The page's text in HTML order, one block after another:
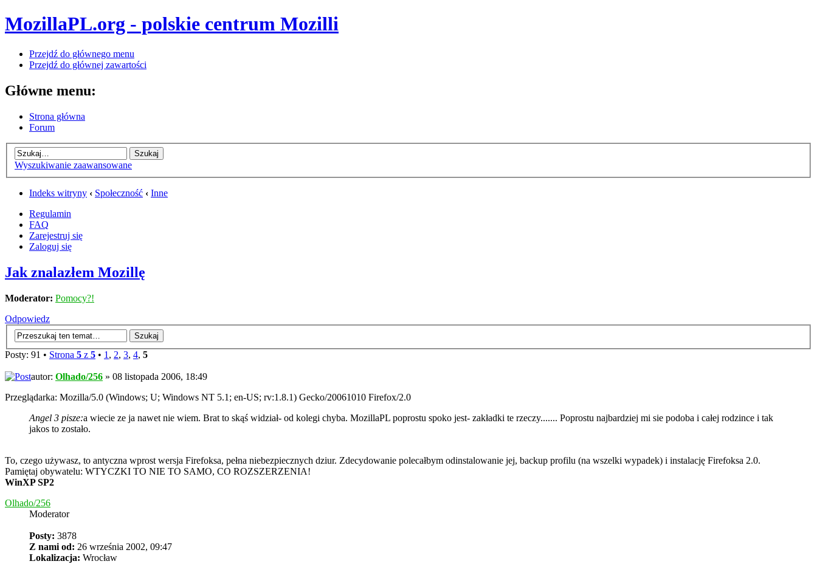
MozillaPL.org - polskie centrum Mozilli
Przejdź do głównego menu
Przejdź do głównej zawartości
Główne menu:
Strona główna
Forum
Wyszukiwanie zaawansowane
Indeks witryny ‹ Społeczność ‹ Inne
Regulamin
FAQ
Zarejestruj się
Zaloguj się
Jak znalazłem Mozillę
Moderator: Pomocy?!
Odpowiedz
Posty: 91 • Strona 5 z 5 • 1 , 2, 3, 4, 5
autor: Olhado/256 » 08 listopada 2006, 18:49
Przeglądarka: Mozilla/5.0 (Windows; U; Windows NT 5.1; en-US; rv:1.8.1) Gecko/20061010 Firefox/2.0
Angel 3 pisze:a wiecie ze ja nawet nie wiem. Brat to skąś widział- od kolegi chyba. MozillaPL poprostu spoko jest- zakładki te rzeczy....... Poprostu najbardziej mi sie podoba i całej rodzince i tak
jakos to zostało.
To, czego używasz, to antyczna wprost wersja Firefoksa, pełna niebezpiecznych dziur. Zdecydowanie polecałbym odinstalowanie jej, backup profilu (na wszelki wypadek) i instalację Firefoksa 2.0.
Pamiętaj obywatelu: WTYCZKI TO NIE TO SAMO, CO ROZSZERZENIA!
WinXP SP2
Olhado/256
Moderator
Posty: 3878
Z nami od: 26 września 2002, 09:47
Lokalizacja: Wrocław